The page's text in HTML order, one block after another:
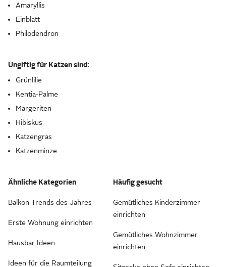
Amaryllis
Einblatt
Philodendron
Ungiftig für Katzen sind:
Grünlilie
Kentia-Palme
Margeriten
Hibiskus
Katzengras
Katzenminze
Ähnliche Kategorien
Balkon Trends des Jahres
Erste Wohnung einrichten
Hausbar Ideen
Ideen für die Raumteilung
Häufig gesucht
Gemütliches Kinderzimmer
einrichten
Gemütliches Wohnzimmer
einrichten